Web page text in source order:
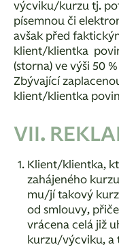
výcviku/kurzu tj.
písemnou či
avšak před
klient/klientka
(storna) ve výši 50
Zbývající
klient/klientka
VII.
Klient/klientka,
zahájeného
mu/jí takový
od smlouvy,
vrácena celá již
kurzu/výcviku, a